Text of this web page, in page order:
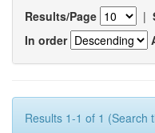
Results/Page |
In order
Results 1-1 of 1 (Search